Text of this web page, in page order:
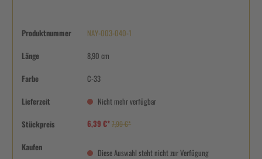
Produktnummer NAY-003-040-1
Länge 8,90 cm
Farbe C-33
Lieferzeit Nicht mehr verfügbar
Stückpreis 6,39 €*7,99 €*
Kaufen
Diese Auswahl steht nicht zur Verfügung